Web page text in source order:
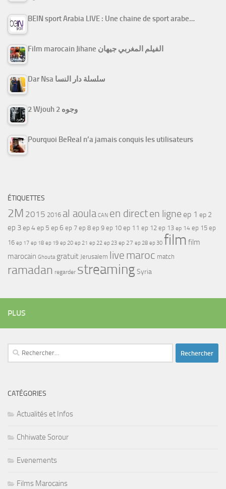
BEIN sport Arabia LIVE : Une chaine de sport arabe…
Film marocain Jihane الفيلم المغربي جيهان
Dar Nsa سلسلة دار النسا
2 Wjouh 2 وجوه
Pourquoi BeReal n’a jamais conquis les utilisateurs
ÉTIQUETTES
2M 2015 2016 al aoula CAN en directen ligne ep 1 ep 2
ep 3ep 4ep 5 ep 6 ep 7 ep 8 ep 9 ep 10 ep 11 ep 12 ep 13 ep 14 ep 15 ep
16 ep 17 ep 18 ep 19 ep 20 ep 21 ep 22 ep 23 ep 27 ep 28 ep 30 film film
marocain Ghouta gratuit Jerusalem live maroc match
ramadan regarder streamingSyria
PLUS
Rechercher :
CATÉGORIES
Actualités et Infos
Chhiwate Sorour
Evenements
Films Marocains